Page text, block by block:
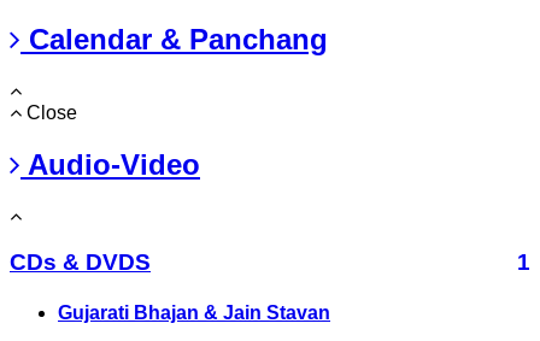
Calendar & Panchang
Close
Audio-Video
CDs & DVDS 1
Gujarati Bhajan & Jain Stavan